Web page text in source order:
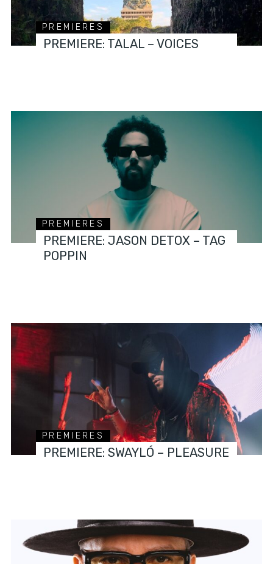
PREMIERES
PREMIERE: TALAL – VOICES
PREMIERES
PREMIERE: JASON DETOX – TAG
POPPIN
PREMIERES
PREMIERE: SWAYLÓ – PLEASURE